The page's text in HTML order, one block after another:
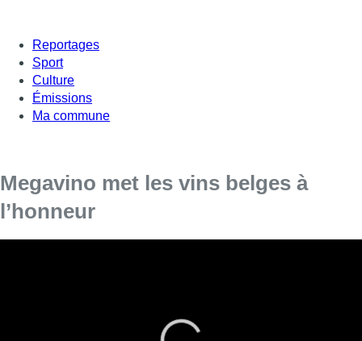
Reportages
Sport
Culture
Émissions
Ma commune
Megavino met les vins belges à
l’honneur
bon augure pour les 130 viticulteurs belges.